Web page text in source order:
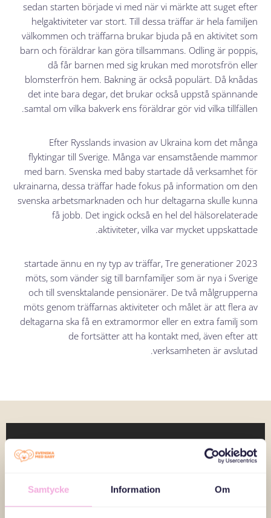
Samtycke Information Om
sedan starten började vi med när vi märkte att suget efter
helgaktiviteter var stort. Till dessa träffar är hela familjen
välkommen och träffarna brukar bjuda på en aktivitet som
barn och föräldrar kan göra tillsammans. Odling är poppis,
då får barnen med sig krukan med morotsfrön eller
blomsterfrön hem. Bakning är också populärt. Då knådas
det inte bara degar, det brukar också uppstå spännande
samtal om vilka bakverk ens föräldrar gör vid vilka tillfällen.
Efter Rysslands invasion av Ukraina kom det många
flyktingar till Sverige. Många var ensamstående mammor
med barn. Svenska med baby startade då verksamhet för
ukrainarna, dessa träffar hade fokus på information om den
svenska arbetsmarknaden och hur deltagarna skulle kunna
få jobb. Det ingick också en hel del hälsorelaterade
aktiviteter, vilka var mycket uppskattade.
2023 startade ännu en ny typ av träffar, Tre generationer
möts, som vänder sig till barnfamiljer som är nya i Sverige
och till svensktalande pensionärer. De två målgrupperna
möts genom träffarnas aktiviteter och målet är att flera av
deltagarna ska få en extramormor eller en extra familj som
de fortsätter att ha kontakt med, även efter att
verksamheten är avslutad.